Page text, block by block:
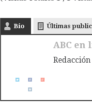
Bio Últimas
ABC en